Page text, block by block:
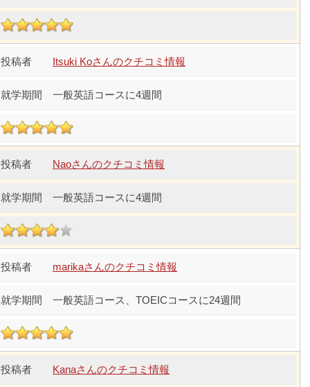
Itsuki Koさんのクチコミ情報
一般英語コースに4週間
Naoさんのクチコミ情報
一般英語コースに4週間
marikaさんのクチコミ情報
一般英語コース、TOEICコースに24週間
Kanaさんのクチコミ情報